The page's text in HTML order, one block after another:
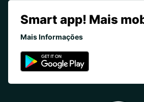
Smart app! Mais
Mais Informações